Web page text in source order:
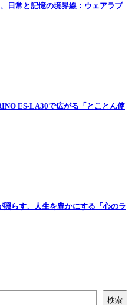
日常と記憶の境界線：ウェアラブ
ES-LA30で広がる「とことん使
照らす、人生を豊かにする「心のラ
検索